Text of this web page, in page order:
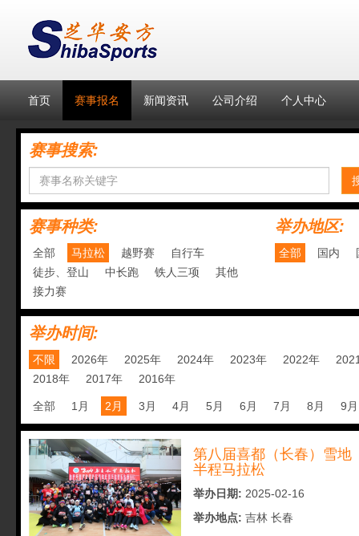
首页 赛事报名 新闻资讯 公司介绍 个人中心
赛事搜索:
赛事种类:
全部 马拉松 越野赛
自行车
徒步、登山
中长跑 铁人三项
其他
接力赛
举办地区:
全部 国内
举办时间:
不限 2026年 2025年 2024年 2023年 2022年
2018年
2017年 2016年
全部 1月 2月 3月 4月 5月 6月 7月 8月 9月
第八届喜都（长春）雪地
半程马拉松
举办日期: 2025-02-16
举办地点: 吉林 长春